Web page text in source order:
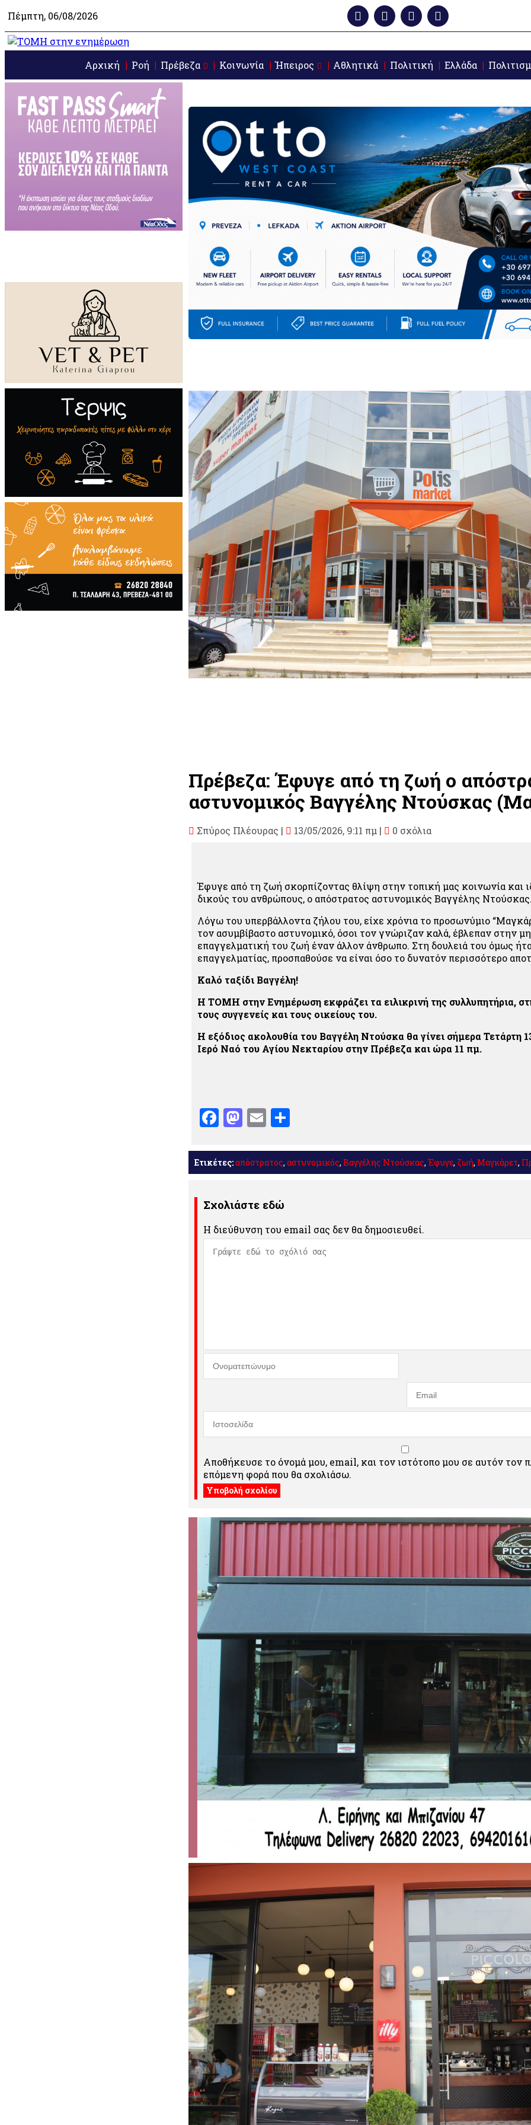
Πέμπτη, 06/08/2026
Αρχική Ροή Πρέβεζα Κοινωνία Ήπειρος Αθλητικά Πολιτική Ελλάδα
Πρέβεζα: Έφυγε από τη ζωή ο
αστυνομικός Βαγγέλης Ντούσκας
Σπύρος Πλέουρας | 13/05/2026, 9:11 πμ | 0 σχόλια
Έφυγε από τη ζωή σκορπίζοντας θλίψη στην τοπική μας κοινωνία και
δικούς του ανθρώπους, ο απόστρατος αστυνομικός Βαγγέλης Ντούσκας.
Λόγω του υπερβάλλοντα ζήλου του, είχε χρόνια το προσωνύμιο
τον ασυμβίβαστο αστυνομικό, όσοι τον γνώριζαν καλά, έβλεπαν στην μη
επαγγελματική του ζωή έναν άλλον άνθρωπο. Στη δουλειά του όμως
επαγγελματίας, προσπαθούσε να είναι όσο το δυνατόν περισσότερο
Καλό ταξίδι Βαγγέλη!
Η ΤΟΜΗ στην Ενημέρωση εκφράζει τα ειλικρινή της συλλυπητήρια,
τους συγγενείς και τους οικείους του.
Η εξόδιος ακολουθία του Βαγγέλη Ντούσκα θα γίνει σήμερα Τετάρτη
Ιερό Ναό του Αγίου Νεκταρίου στην Πρέβεζα και ώρα 11 πμ.
Facebook
Mastodon
Email
Ετικέτες:απόστρατος, αστυνομικός, Βαγγέλης Ντούσκας,Έφυγε, ζωή, Μαγκάρετ,
Σχολιάστε εδώ
Η διεύθυνση του email σας δεν θα δημοσιευθεί.
Αποθήκευσε το όνομά μου, email, και τον ιστότοπο μου σε αυτόν τον
επόμενη φορά που θα σχολιάσω.